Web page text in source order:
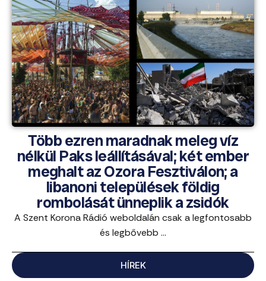
Több ezren maradnak meleg víz
nélkül Paks leállításával; két ember
meghalt az Ozora Fesztiválon; a
libanoni települések földig
rombolását ünneplik a zsidók
A Szent Korona Rádió weboldalán csak a legfontosabb
és legbővebb ...
HÍREK